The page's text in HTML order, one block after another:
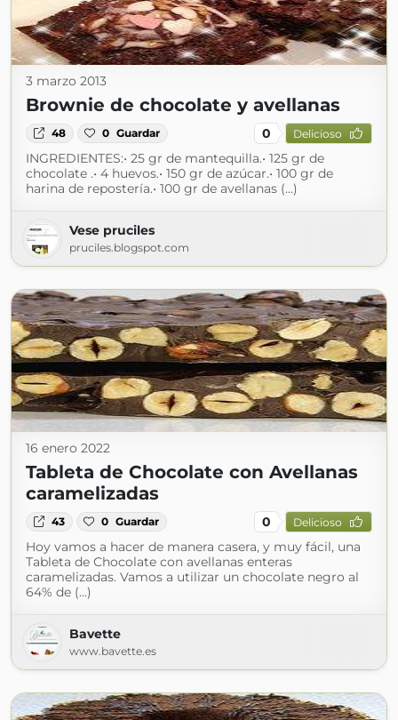
3 marzo 2013
Brownie de chocolate y avellanas
48 0 Guardar 0 Delicioso
INGREDIENTES:• 25 gr de mantequilla.• 125 gr de
chocolate .• 4 huevos.• 150 gr de azúcar.• 100 gr de
harina de repostería.• 100 gr de avellanas (...)
Vese pruciles
pruciles.blogspot.com
16 enero 2022
Tableta de Chocolate con Avellanas
caramelizadas
43 0 Guardar 0 Delicioso
Hoy vamos a hacer de manera casera, y muy fácil, una
Tableta de Chocolate con avellanas enteras
caramelizadas. Vamos a utilizar un chocolate negro al
64% de (...)
Bavette
www.bavette.es